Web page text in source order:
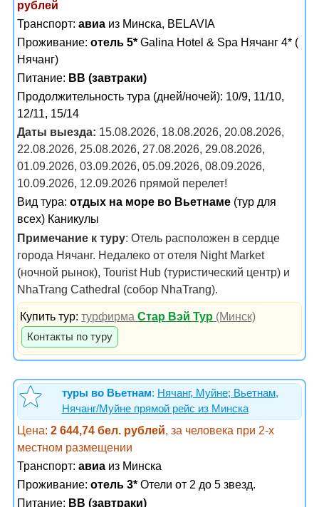
рублей
Транспорт: авиа из Минска, BELAVIA
Проживание: отель 5* Galina Hotel & Spa Нячанг 4* (
Нячанг)
Питание: BB (завтраки)
Продолжительность тура (дней/ночей): 10/9, 11/10,
12/11, 15/14
Даты выезда: 15.08.2026, 18.08.2026, 20.08.2026,
22.08.2026, 25.08.2026, 27.08.2026, 29.08.2026,
01.09.2026, 03.09.2026, 05.09.2026, 08.09.2026,
10.09.2026, 12.09.2026 прямой перелет!
Вид тура: отдых на море во Вьетнаме (тур для
всех) Каникулы
Примечание к туру: Отель расположен в сердце
города Нячанг. Недалеко от отеля Night Market
(ночной рынок), Tourist Hub (туристический центр) и
NhaTrang Cathedral (собор NhaTrang).
Купить тур:турфирмаСтар Вэй Тур (Минск)
Контакты по туру
туры во Вьетнам: Нячанг, Муйне; Вьетнам,
Нячанг/Муйне прямой рейс из Минска
Цена: 2 644,74 бел. рублей, за человека при 2-х
местном размещении
Транспорт: авиа из Минска
Проживание: отель 3* Отели от 2 до 5 звезд.
Питание: BB (завтраки)